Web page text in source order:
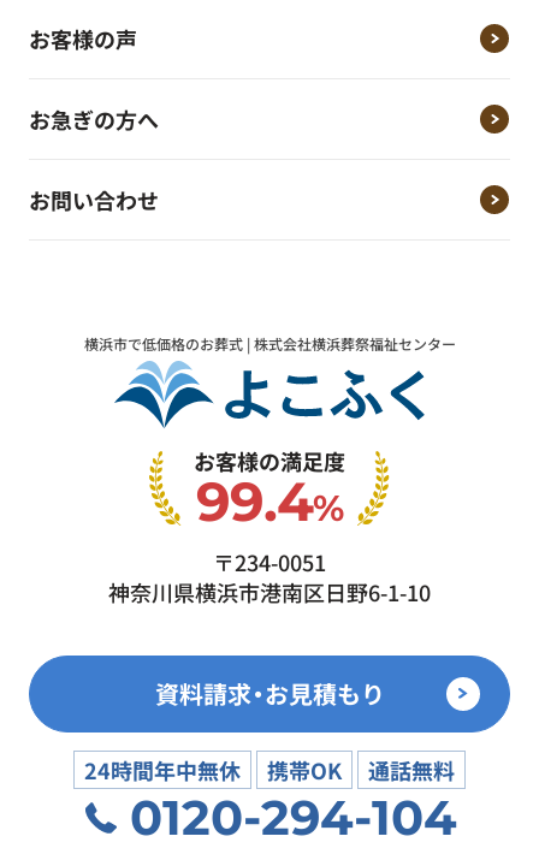
お客様の声
お急ぎの方へ
お問い合わせ
横浜市で低価格のお葬式 | 株式会社横浜葬祭福祉センター
お客様の満足度
99.4%
〒234-0051
神奈川県横浜市港南区日野6-1-10
資料請求・お見積もり
24時間年中無休 携帯OK 通話無料
0120-294-104